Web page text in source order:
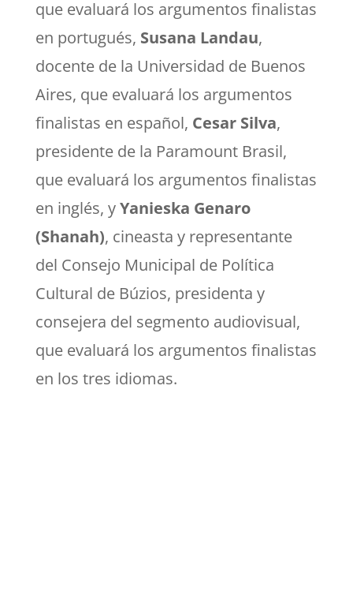
que evaluará los argumentos finalistas
en portugués, Susana Landau,
docente de la Universidad de Buenos
Aires, que evaluará los argumentos
finalistas en español, Cesar Silva,
presidente de la Paramount Brasil,
que evaluará los argumentos finalistas
en inglés, yYanieska Genaro
(Shanah), cineasta y representante
del Consejo Municipal de Política
Cultural de Búzios, presidenta y
consejera del segmento audiovisual,
que evaluará los argumentos finalistas
en los tres idiomas.